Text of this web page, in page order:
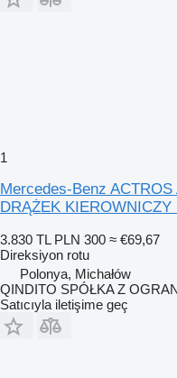
1
Mercedes-Benz
DRĄŻEK
3.830 TL PLN 300 ≈ €69,67
Direksiyon rotu
Polonya, Michałów
QINDITO SPÓŁKA Z
Satıcıyla iletişime geç